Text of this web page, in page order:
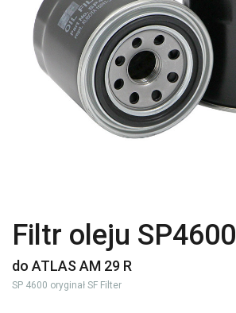
Filtr oleju SP4600
do ATLAS AM 29 R
SP 4600 oryginał SF Filter